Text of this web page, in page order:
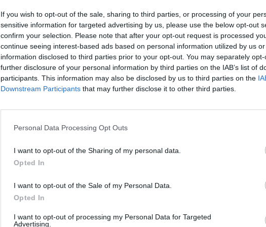
If you wish to opt-out of the sale, sharing to third parties, or processing of your
sensitive information for targeted advertising by us, please use the below opt-out
confirm your selection. Please note that after your opt-out request is processed
continue seeing interest-based ads based on personal information utilized by us
information disclosed to third parties prior to your opt-out. You may separately
further disclosure of your personal information by third parties on the IAB’s list of
participants. This information may also be disclosed by us to third parties on the
Downstream Participants that may further disclose it to other third parties.
Personal Data Processing Opt Outs
I want to opt-out of the Sharing of my personal data.
Opted In
I want to opt-out of the Sale of my Personal Data.
Opted In
I want to opt-out of processing my Personal Data for Targeted
Advertising.
Cím: Tóth
NESJU Kft.
Pécs
Múzeum
Telefon:
Weboldal:
Bemutatkozás: Galériánk Budapest
mellett található. Érdeklődési körünk: Antik
festészet,modern szobrok-kisplasztikák és
bútorok ,üveg ritkaságok. Árveréseinken
Hagyatékok,gyűjtemények felértékelésével